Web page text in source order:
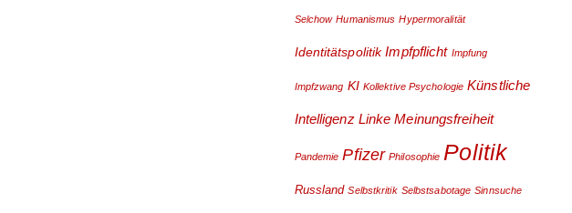
Selchow Humanismus Hypermoralität
Identitätspolitik Impfpflicht Impfung
Impfzwang KI Kollektive Psychologie Künstliche
Intelligenz Linke Meinungsfreiheit
Pandemie Pfizer Philosophie Politik
Russland Selbstkritik Selbstsabotage Sinnsuche